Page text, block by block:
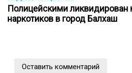
Полицейскими ликвидирован
наркотиков в город Балхаш
Оставить комментарий